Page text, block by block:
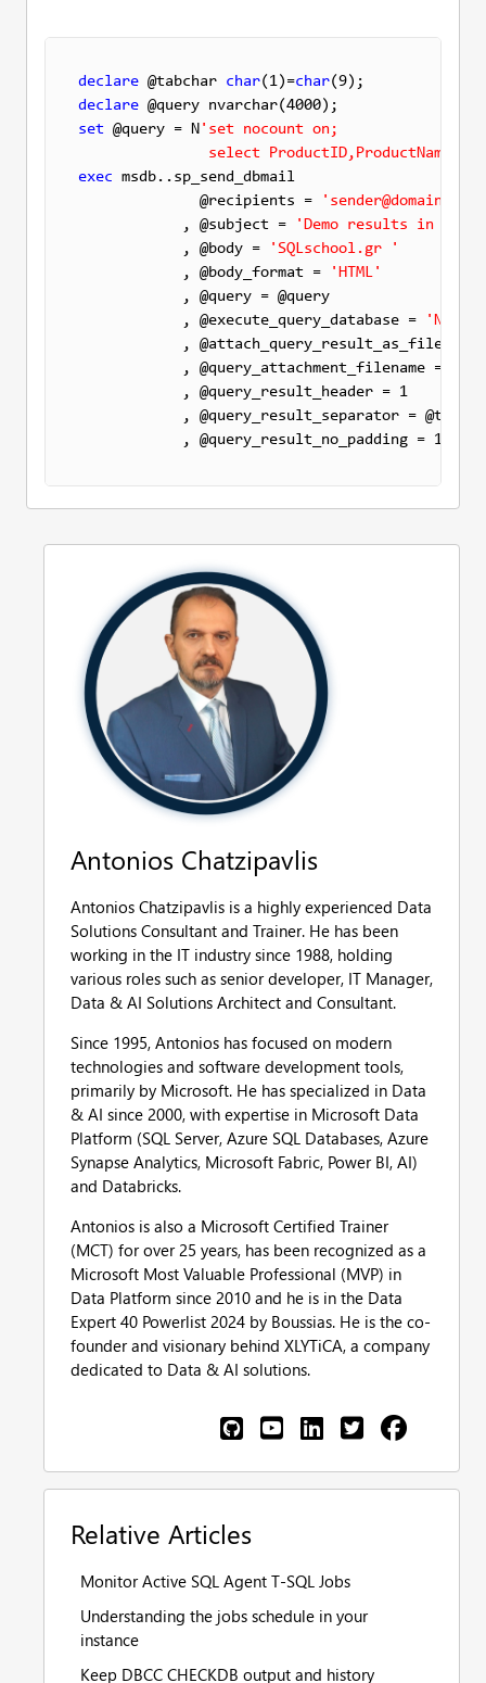
declare @tabchar char(1)=char
declare
set @query = N 'set nocount on;
select
exec msdb..sp_send_dbmail
              @recipients =
'sender@domain.com'
            , @subject =
'Demo results in
            , @body =
'SQLschool.gr '
            , @body_format =
'HTML'
            , @query = @query
            , @execute_query_database =
            , @attach_query_result_as_file = 1
            , @query_attachment_filename =
            , @query_result_header = 1
, @query_result_separator =
            , @query_result_no_padding = 1;
Antonios Chatzipavlis
Antonios Chatzipavlis is a highly experienced Data
Solutions Consultant and Trainer. He has been
working in the IT industry since 1988, holding
various roles such as senior developer, IT Manager,
Data & AI Solutions Architect and Consultant.
Since 1995, Antonios has focused on modern
technologies and software development tools,
primarily by Microsoft. He has specialized in Data
& AI since 2000, with expertise in Microsoft Data
Platform (SQL Server, Azure SQL Databases, Azure
Synapse Analytics, Microsoft Fabric, Power BI, AI)
and Databricks.
Antonios is also a Microsoft Certified Trainer
(MCT) for over 25 years, has been recognized as a
Microsoft Most Valuable Professional (MVP) in
Data Platform since 2010 and he is in the Data
Expert 40 Powerlist 2024 by Boussias. He is the co-
founder and visionary behind XLYTiCA, a company
dedicated to Data & AI solutions.
Relative Articles
Monitor Active SQL Agent T-SQL Jobs
Understanding the jobs schedule in your
instance
Keep DBCC CHECKDB output and history